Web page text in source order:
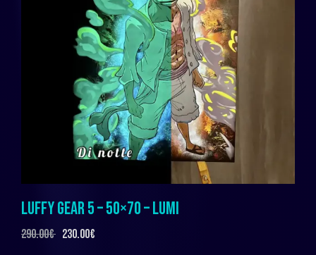
LUFFY GEAR 5 – 50×70 – LUMI
290.00€ 230.00€